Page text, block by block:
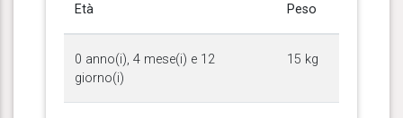
Età Peso
0 anno(i), 4 mese(i) e 12
giorno(i)
15 kg